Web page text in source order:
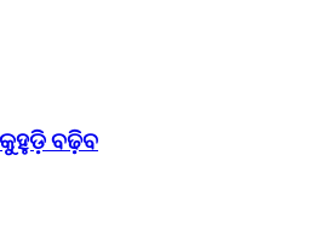
ବଢ଼ିବ